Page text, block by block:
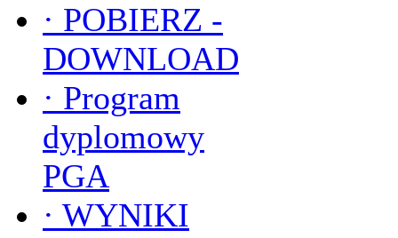
· POBIERZ -
DOWNLOAD
· Program
dyplomowy
PGA
· WYNIKI